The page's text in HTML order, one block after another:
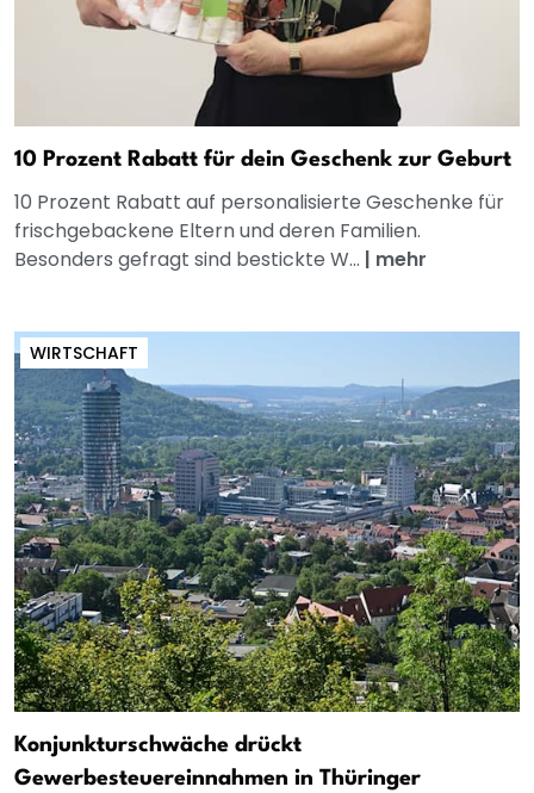
10 Prozent Rabatt für dein Geschenk zur Geburt
10 Prozent Rabatt auf personalisierte Geschenke für
frischgebackene Eltern und deren Familien.
Besonders gefragt sind bestickte W... | mehr
WIRTSCHAFT
Konjunkturschwäche drückt
Gewerbesteuereinnahmen in Thüringer